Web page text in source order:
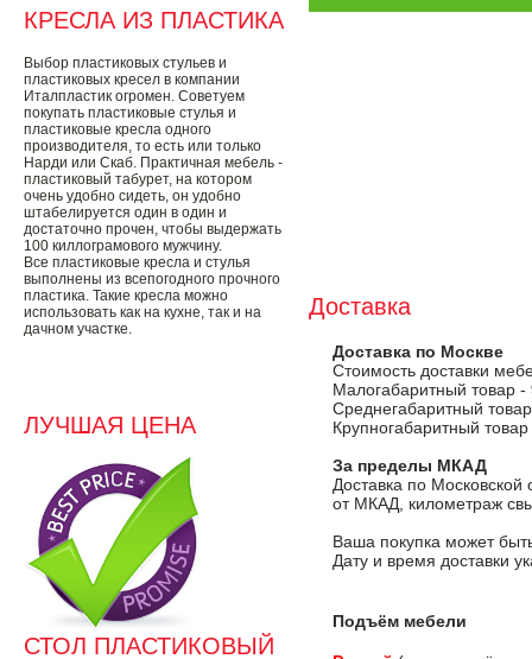
КРЕСЛА ИЗ ПЛАСТИКА
Выбор пластиковых стульев и
пластиковых кресел в компании
Италпластик огромен. Советуем
покупать пластиковые стулья и
пластиковые кресла одного
производителя, то есть или только
Нарди или Скаб. Практичная мебель -
пластиковый табурет, на котором
очень удобно сидеть, он удобно
штабелируется один в один и
достаточно прочен, чтобы выдержать
100 киллограмового мужчину.
Все пластиковые кресла и стулья
выполнены из всепогодного прочного
пластика. Такие кресла можно
использовать как на кухне, так и на
дачном участке.
ЛУЧШАЯ ЦЕНА
СТОЛ ПЛАСТИКОВЫЙ
Доставка
Доставка по Москве
Стоимость доставки
Малогабаритный товар -
Среднегабаритный
Крупногабаритный
За пределы МКАД
Доставка по
от МКАД, километраж
Ваша покупка может
Дату и время доставки
Подъём мебели